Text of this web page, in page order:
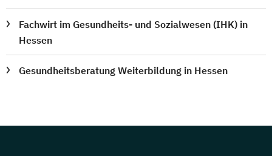
Fachwirt im Gesundheits- und Sozialwesen (IHK) in
Hessen
Gesundheitsberatung Weiterbildung in Hessen